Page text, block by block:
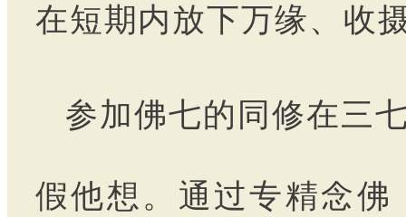
在短期内放下万缘、收
参加佛七的同修在三
假他想。通过专精念